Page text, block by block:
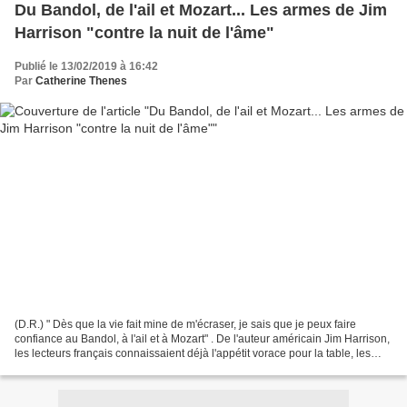
Du Bandol, de l'ail et Mozart... Les armes de Jim
Harrison "contre la nuit de l'âme"
Publié le 13/02/2019 à 16:42
Par Catherine Thenes
(D.R.) " Dès que la vie fait mine de m'écraser, je sais que je peux faire
confiance au Bandol, à l'ail et à Mozart" . De l'auteur américain Jim Harrison,
les lecteurs français connaissaient déjà l'appétit vorace pour la table, les